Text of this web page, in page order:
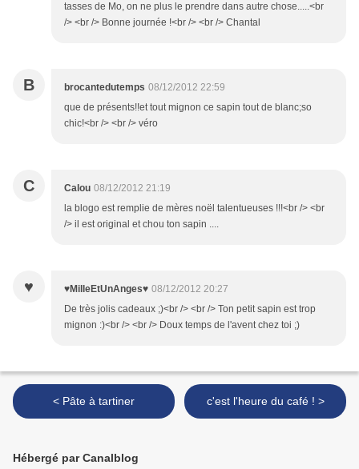
tasses de Mo, on ne plus le prendre dans autre chose.....<br
/> <br /> Bonne journée !<br /> <br /> Chantal
B brocantedutemps 08/12/2012 22:59
que de présents!!et tout mignon ce sapin tout de blanc;so
chic!<br /> <br /> véro
C Calou 08/12/2012 21:19
la blogo est remplie de mères noël talentueuses !!!<br /> <br
/> il est original et chou ton sapin ....
♥ ♥MilleEtUnAnges♥ 08/12/2012 20:27
De très jolis cadeaux ;)<br /> <br /> Ton petit sapin est trop
mignon :)<br /> <br /> Doux temps de l'avent chez toi ;)
< Pâte à tartiner c'est l'heure du café ! >
Hébergé par Canalblog